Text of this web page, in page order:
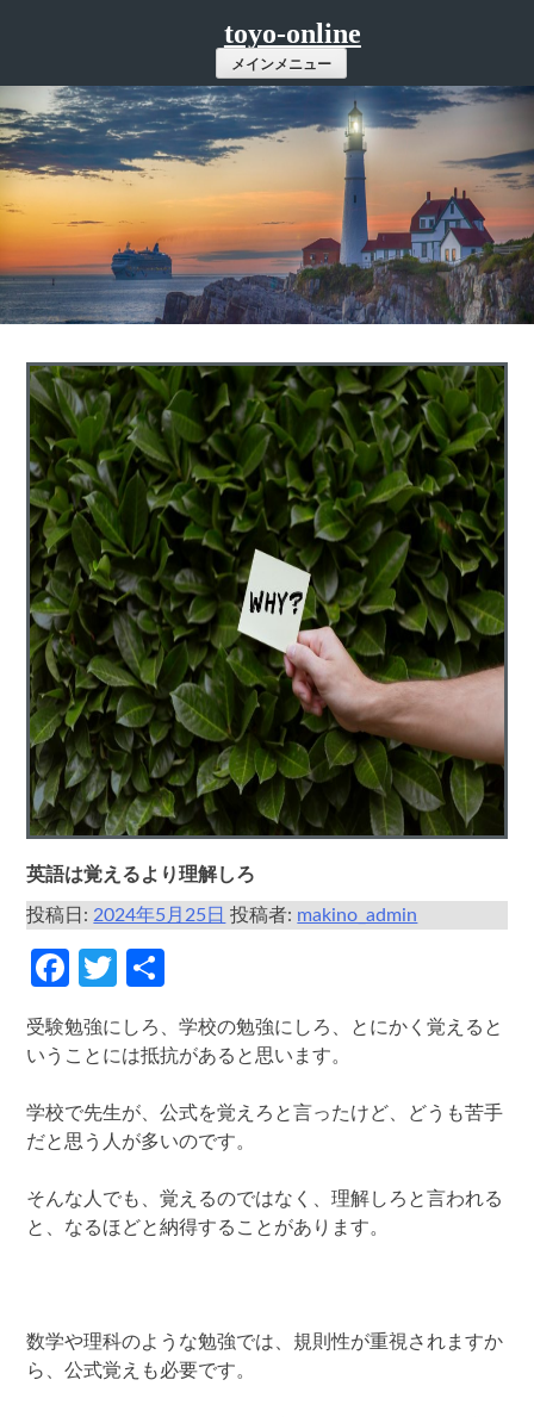
ツ
へ
ス
キ
ッ
プ
toyo-online
メインメニュー
英語は覚えるより理解しろ
投稿日:2024年5月25日 投稿者: makino_admin
Facebook
Twitter
受験勉強にしろ、学校の勉強にしろ、とにかく覚えると
いうことには抵抗があると思います。
学校で先生が、公式を覚えろと言ったけど、どうも苦手
だと思う人が多いのです。
そんな人でも、覚えるのではなく、理解しろと言われる
と、なるほどと納得することがあります。
数学や理科のような勉強では、規則性が重視されますか
ら、公式覚えも必要です。